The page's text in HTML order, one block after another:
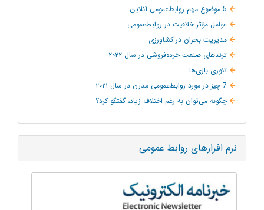
5 موضوع مهم روابط‌عمومی آنلاین
عوامل مؤثر خلاقیت در روابط‌عمومی
مدیریت بحران در کشاورزی
ترند‌های صنعت خرده‌فروشی در سال ۲۰۲۲
تئوری بازی‌ها
7 چیز در مورد روابط‌عمومی مدرن در سال ۲۰۲۱
چگونه می‌توان به‌ رغم اختلاف زیاد، گفتگو کرد؟
نرم افزارهای روابط عمومی